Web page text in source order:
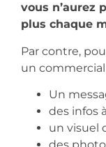
vous n’aurez
plus chaque
Par contre,
un
Un
des infos
un visuel